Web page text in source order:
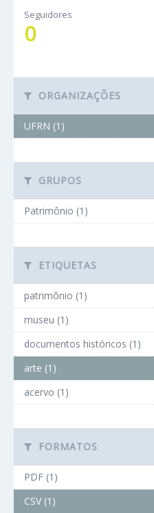
Seguidores
0
ORGANIZAÇÕES
UFRN (1)
GRUPOS
Patrimônio (1)
ETIQUETAS
patrimônio (1)
museu (1)
documentos históricos (1)
arte (1)
acervo (1)
FORMATOS
PDF (1)
CSV (1)